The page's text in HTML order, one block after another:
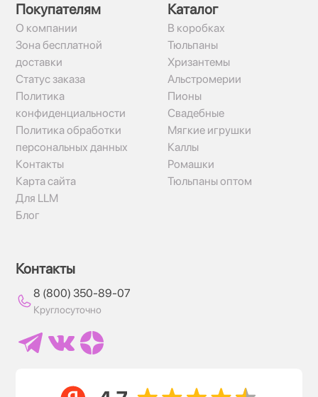
Покупателям
О компании
Зона бесплатной
доставки
Статус заказа
Политика
конфиденциальности
Политика обработки
персональных данных
Контакты
Карта сайта
Для LLM
Блог
Каталог
В коробках
Тюльпаны
Хризантемы
Альстромерии
Пионы
Свадебные
Мягкие игрушки
Каллы
Ромашки
Тюльпаны оптом
Контакты
8 (800) 350-89-07
Круглосуточно